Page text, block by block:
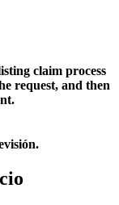
claim process
request, and then